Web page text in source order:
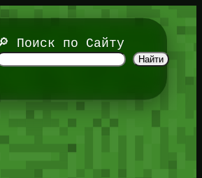
Поиск по Сайту
Найти